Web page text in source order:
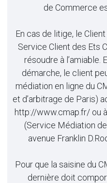
de Commerce
En cas de litige, le
Service Client des Ets
résoudre à l’amiable.
démarche, le client
médiation en ligne du
et d’arbitrage de Paris)
http://www.cmap.fr/ ou
(Service Médiation
avenue Franklin
Pour que la saisine du
dernière doit